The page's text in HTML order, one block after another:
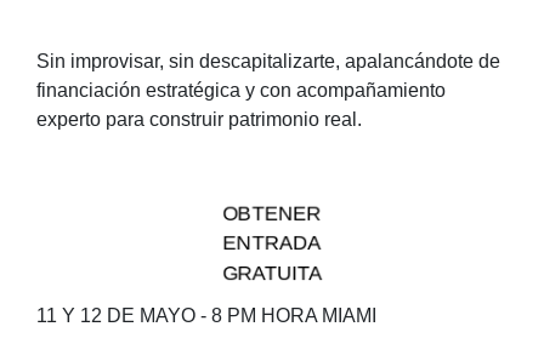
Sin improvisar, sin descapitalizarte, apalancándote de
financiación estratégica y con acompañamiento
experto para construir patrimonio real.
OBTENER
ENTRADA
GRATUITA
11 Y 12 DE MAYO - 8 PM HORA MIAMI